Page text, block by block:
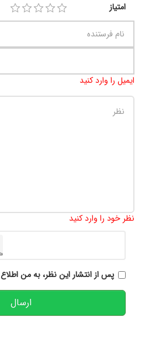
امتیاز
ایمیل را وارد کنید
نظر خود را وارد کنید
پس از انتشار این نظر، به من
ارسال